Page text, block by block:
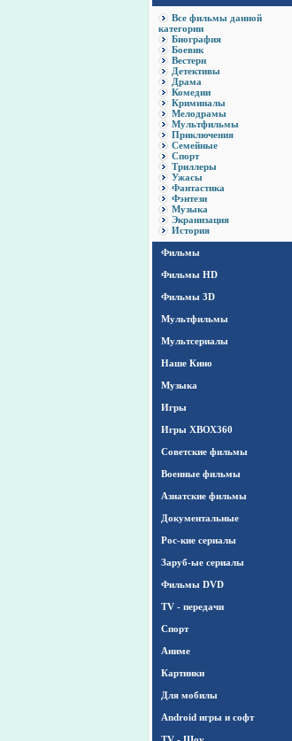
Все фильмы данной
категории
Биография
Боевик
Вестерн
Детективы
Драма
Комедии
Криминалы
Мелодрамы
Мультфильмы
Приключения
Семейные
Спорт
Триллеры
Ужасы
Фантастика
Фэнтези
Музыка
Экранизация
История
Фильмы
Фильмы HD
Фильмы 3D
Мультфильмы
Мультсериалы
Наше Кино
Музыка
Игры
Игры ХВОХ360
Cоветские фильмы
Военные фильмы
Азиатские фильмы
Документальные
Рос-кие сериалы
Заруб-ые сериалы
Фильмы DVD
TV - передачи
Спорт
Аниме
Картинки
Для мобилы
Android игры и софт